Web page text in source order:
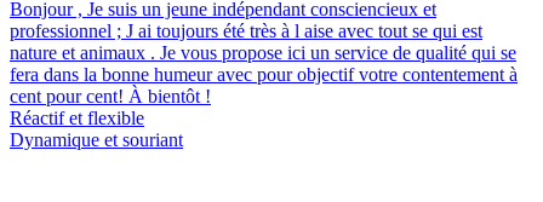
Bonjour , Je suis un jeune indépendant consciencieux et
professionnel ; J ai toujours été très à l aise avec tout se qui est
nature et animaux . Je vous propose ici un service de qualité qui se
fera dans la bonne humeur avec pour objectif votre contentement à
cent pour cent! À bientôt !
Réactif et flexible
Dynamique et souriant